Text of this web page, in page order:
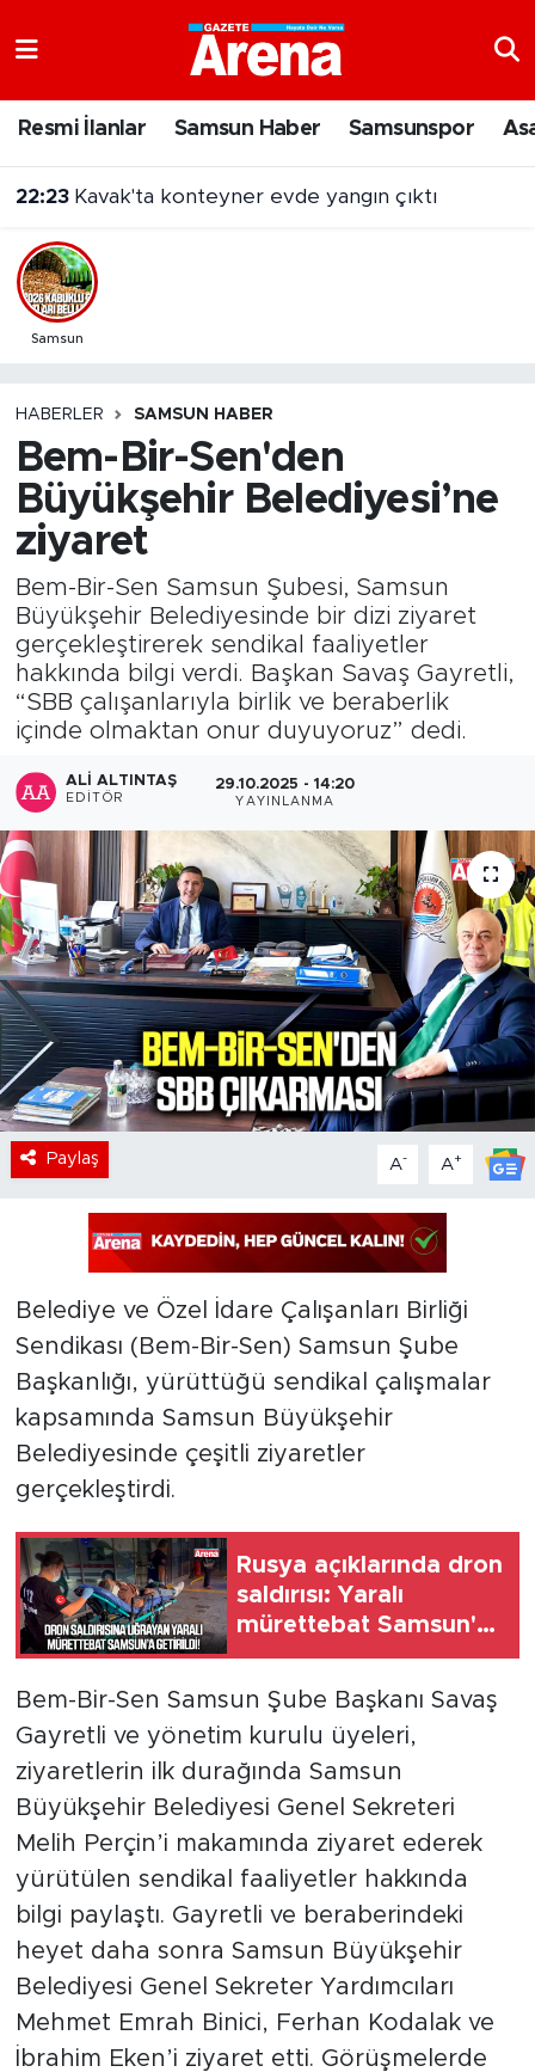
Resmi İlanlar Samsun Haber Samsunspor
22:23 Kavak'ta konteyner evde yangın çıktı
Samsun
HABERLER SAMSUN HABER
Bem-Bir-Sen'den
Büyükşehir Belediyesi’ne
ziyaret
Bem-Bir-Sen Samsun Şubesi, Samsun
Büyükşehir Belediyesinde bir dizi ziyaret
gerçekleştirerek sendikal faaliyetler
hakkında bilgi verdi. Başkan Savaş Gayretli,
“SBB çalışanlarıyla birlik ve beraberlik
içinde olmaktan onur duyuyoruz” dedi.
ALI ALTINTAŞ
EDITÖR
29.10.2025 - 14:20
YAYINLANMA
Paylaş A- A+
Belediye ve Özel İdare Çalışanları Birliği
Sendikası (Bem-Bir-Sen) Samsun Şube
Başkanlığı, yürüttüğü sendikal çalışmalar
kapsamında Samsun Büyükşehir
Belediyesinde çeşitli ziyaretler
gerçekleştirdi.
Rusya açıklarında dron
saldırısı: Yaralı
mürettebat Samsun'a
getirildi
Bem-Bir-Sen Samsun Şube Başkanı Savaş
Gayretli ve yönetim kurulu üyeleri,
ziyaretlerin ilk durağında Samsun
Büyükşehir Belediyesi Genel Sekreteri
Melih Perçin’i makamında ziyaret ederek
yürütülen sendikal faaliyetler hakkında
bilgi paylaştı. Gayretli ve beraberindeki
heyet daha sonra Samsun Büyükşehir
Belediyesi Genel Sekreter Yardımcıları
Mehmet Emrah Binici, Ferhan Kodalak ve
İbrahim Eken’i ziyaret etti. Görüşmelerde
Samsun Namaz Vakitleri
Trafik Durumu
Süper Lig Puan Durumu ve Fikstür
Son Dakika Haberleri
Haber Arşivi